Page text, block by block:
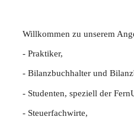
Willkommen zu unserem
- Praktiker,
- Bilanzbuchhalter und
- Studenten, speziell der
- Steuerfachwirte,